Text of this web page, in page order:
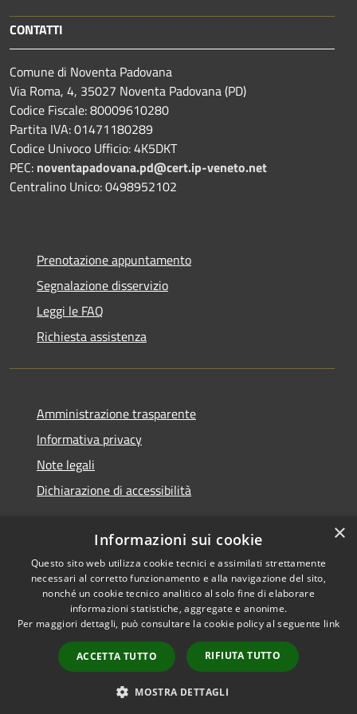
CONTATTI
Comune di Noventa Padovana
Via Roma, 4, 35027 Noventa Padovana (PD)
Codice Fiscale: 80009610280
Partita IVA: 01471180289
Codice Univoco Ufficio: 4K5DKT
PEC: noventapadovana.pd@cert.ip-veneto.net
Centralino Unico: 0498952102
Prenotazione appuntamento
Segnalazione disservizio
Leggi le FAQ
Richiesta assistenza
Amministrazione trasparente
Informativa privacy
Note legali
Dichiarazione di accessibilità
RSS
Accessibilità
Cookie
Mappa del sito
Obiettivi di accessibilità
Copyright © 2026 • Comune di
Noventa Padovana • Powered
byMunicipium•
redazione
×
Informazioni sui cookie
Questo sito web utilizza cookie tecnici e assimilati strettamente
necessari al corretto funzionamento e alla navigazione del sito,
nonché un cookie tecnico analitico al solo fine di elaborare
informazioni statistiche, aggregate e anonime.
Per maggiori dettagli, può consultare la cookie policy al seguente link
ACCETTA TUTTO RIFIUTA TUTTO
MOSTRA DETTAGLI